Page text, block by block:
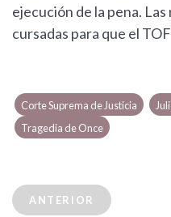
ejecución de la pena.
cursadas para que el
Corte Suprema de Justicia
Tragedia de Once
ANTERIOR